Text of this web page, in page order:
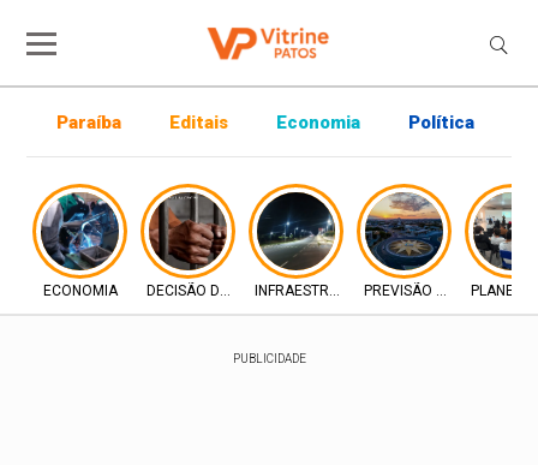
Paraíba Editais Economia Política
ECONOMIA DECISÃO DA JUSTIÇAINFRAESTRUTURAPREVISÃO DO TEMPO
PUBLICIDADE